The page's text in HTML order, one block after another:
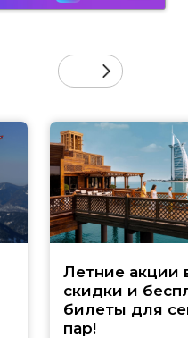
Летние акции
скидки и
билеты для
пар!